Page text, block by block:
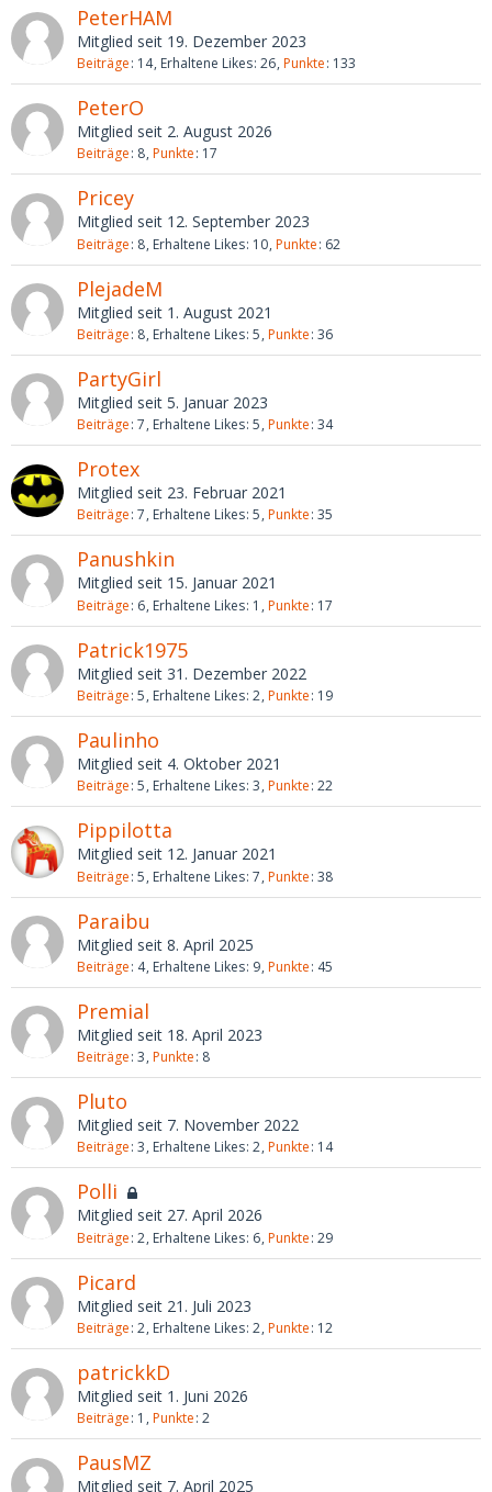
PeterHAM
Mitglied seit 19. Dezember 2023
Beiträge 14 Erhaltene Likes 26 Punkte 133
PeterO
Mitglied seit 2. August 2026
Beiträge 8 Punkte 17
Pricey
Mitglied seit 12. September 2023
Beiträge 8 Erhaltene Likes 10 Punkte 62
PlejadeM
Mitglied seit 1. August 2021
Beiträge 8 Erhaltene Likes 5 Punkte 36
PartyGirl
Mitglied seit 5. Januar 2023
Beiträge 7 Erhaltene Likes 5 Punkte 34
Protex
Mitglied seit 23. Februar 2021
Beiträge 7 Erhaltene Likes 5 Punkte 35
Panushkin
Mitglied seit 15. Januar 2021
Beiträge 6 Erhaltene Likes 1 Punkte 17
Patrick1975
Mitglied seit 31. Dezember 2022
Beiträge 5 Erhaltene Likes 2 Punkte 19
Paulinho
Mitglied seit 4. Oktober 2021
Beiträge 5 Erhaltene Likes 3 Punkte 22
Pippilotta
Mitglied seit 12. Januar 2021
Beiträge 5 Erhaltene Likes 7 Punkte 38
Paraibu
Mitglied seit 8. April 2025
Beiträge 4 Erhaltene Likes 9 Punkte 45
Premial
Mitglied seit 18. April 2023
Beiträge 3 Punkte 8
Pluto
Mitglied seit 7. November 2022
Beiträge 3 Erhaltene Likes 2 Punkte 14
Polli
Mitglied seit 27. April 2026
Beiträge 2 Erhaltene Likes 6 Punkte 29
Picard
Mitglied seit 21. Juli 2023
Beiträge 2 Erhaltene Likes 2 Punkte 12
patrickkD
Mitglied seit 1. Juni 2026
Beiträge 1 Punkte 2
PausMZ
Mitglied seit 7. April 2025